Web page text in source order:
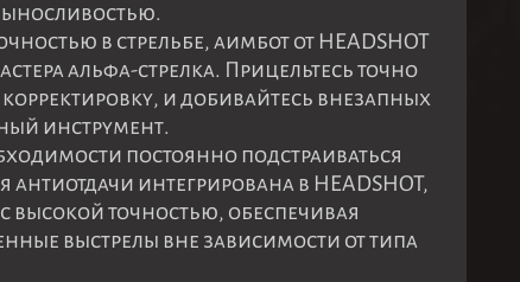
в стрельбе, аимбот от HEADSHOT
альфа-стрелка. Прицельтесь точно
и добивайтесь внезапных
инструмент.
постоянно подстраиваться
интегрирована в HEADSHOT,
высокой точностью, обеспечивая
выстрелы вне зависимости от типа